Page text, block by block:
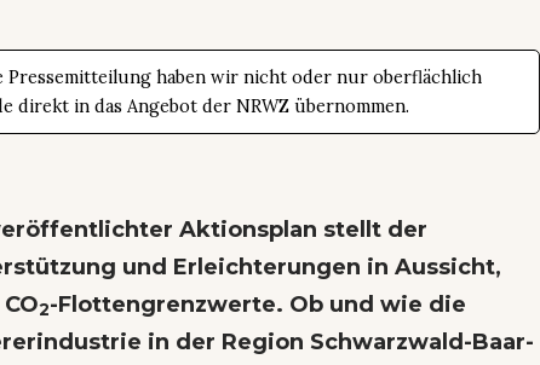
Pressemitteilung haben wir nicht oder nur oberflächlich
direkt in das Angebot der NRWZ übernommen.
Aktionsplan stellt der
und Erleichterungen in Aussicht,
2-Flottengrenzwerte. Ob und wie die
in der Region Schwarzwald-Baar-